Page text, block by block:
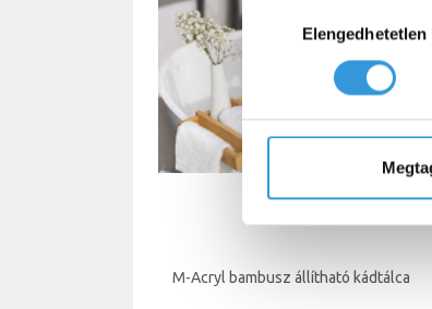
kiválasztásaElengedhetetlen
M-Acryl bambusz állítható kádtálca